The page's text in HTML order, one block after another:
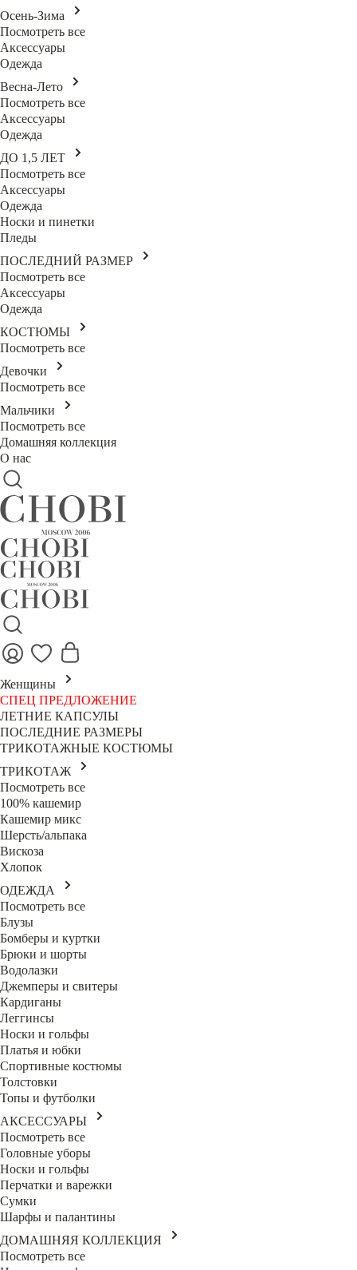
Осень-Зима
Посмотреть все
Аксессуары
Одежда
Весна-Лето
Посмотреть все
Аксессуары
Одежда
ДО 1,5 ЛЕТ
Посмотреть все
Аксессуары
Одежда
Носки и пинетки
Пледы
ПОСЛЕДНИЙ РАЗМЕР
Посмотреть все
Аксессуары
Одежда
КОСТЮМЫ
Посмотреть все
Девочки
Посмотреть все
Мальчики
Посмотреть все
Домашняя коллекция
О нас
Женщины
СПЕЦ ПРЕДЛОЖЕНИЕ
ЛЕТНИЕ КАПСУЛЫ
ПОСЛЕДНИЕ РАЗМЕРЫ
ТРИКОТАЖНЫЕ КОСТЮМЫ
ТРИКОТАЖ
Посмотреть все
100% кашемир
Кашемир микс
Шерсть/альпака
Вискоза
Хлопок
ОДЕЖДА
Посмотреть все
Блузы
Бомберы и куртки
Брюки и шорты
Водолазки
Джемперы и свитеры
Кардиганы
Леггинсы
Носки и гольфы
Платья и юбки
Спортивные костюмы
Толстовки
Топы и футболки
АКСЕССУАРЫ
Посмотреть все
Головные уборы
Носки и гольфы
Перчатки и варежки
Сумки
Шарфы и палантины
ДОМАШНЯЯ КОЛЛЕКЦИЯ
Посмотреть все